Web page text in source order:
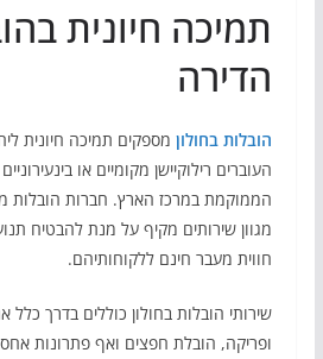
תמיכה חיונית
הדירה
הובלות בחולוןמספקים תמיכה חיונית
העוברים רילוקיישן מקומיים או
הממוקמת במרכז הארץ. חברות הובלות
מגוון שירותים מקיף על מנת להבטיח
חווית מעבר חינם ללקוחותיהם.
שירותי הובלות בחולון כוללים בדרך
ופריקה, הובלת חפצים ואף פתרונות